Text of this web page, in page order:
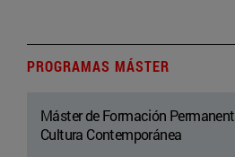
PROGRAMAS MÁSTER
Máster de Formación
Cultura Contemporánea